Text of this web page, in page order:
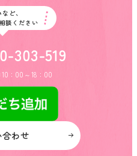
303-519
：00～18：00
ど、
談ください
合わせ